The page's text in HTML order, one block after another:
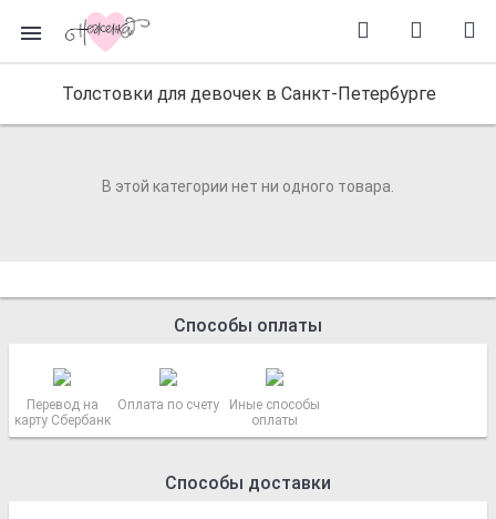
Толстовки для девочек в Санкт-Петербурге
В этой категории нет ни одного товара.
Способы оплаты
Перевод на
карту Сбербанк
Оплата по счету
Иные способы
оплаты
Способы доставки